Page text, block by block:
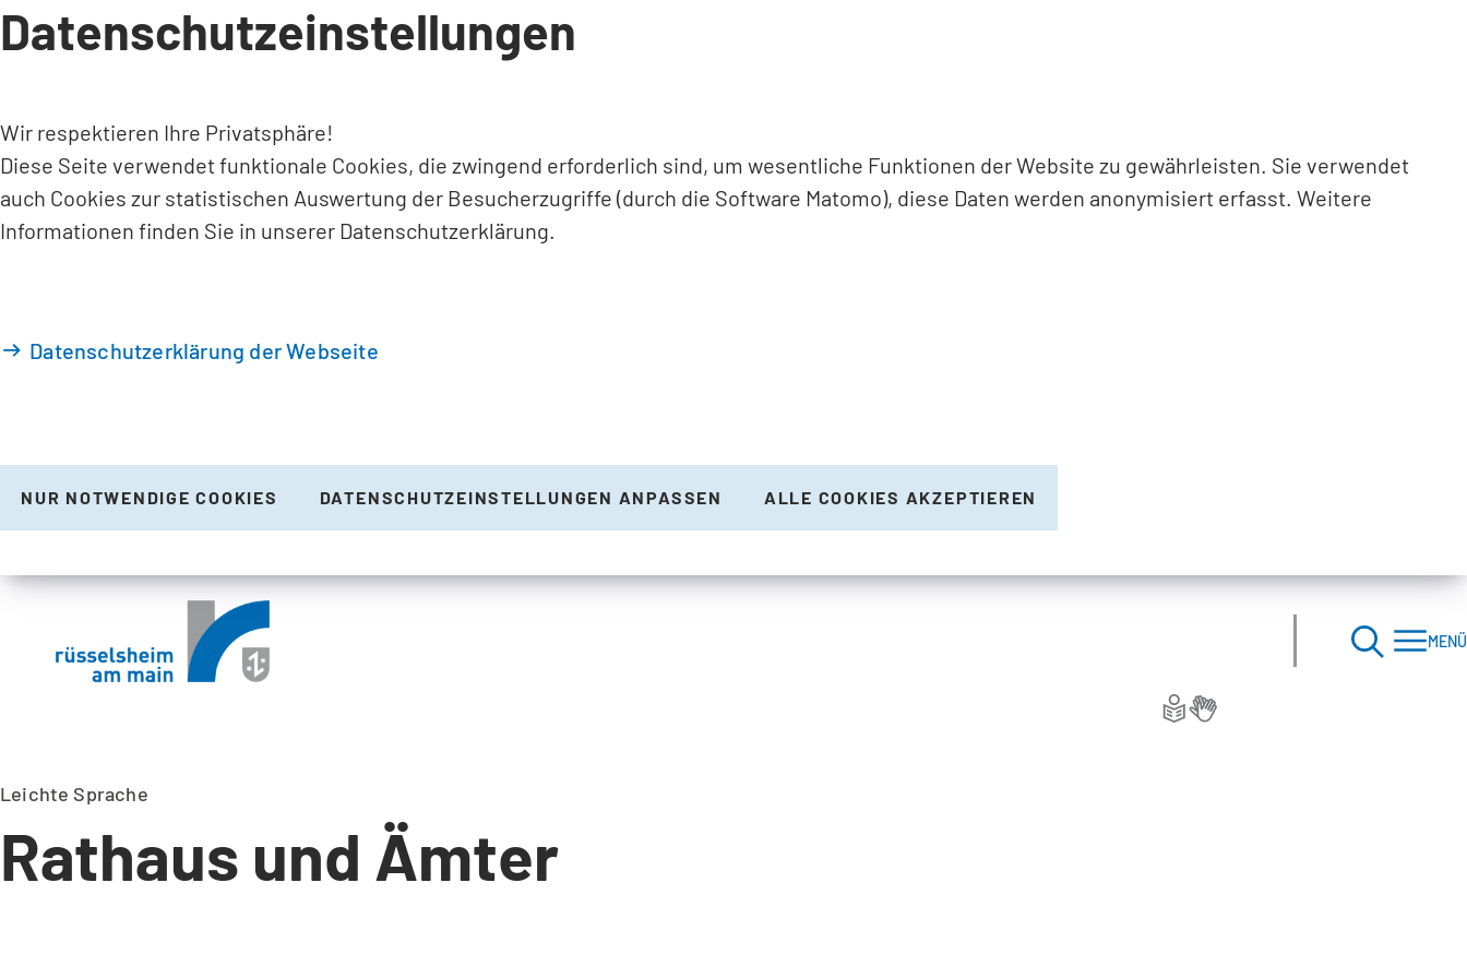
INHALT ANSPRINGEN
Datenschutzeinstellungen
Wir respektieren Ihre Privatsphäre!
Diese Seite verwendet funktionale Cookies, die zwingend erforderlich sind, um wesentliche Funktionen der Website zu gewährleisten. Sie verwendet
auch Cookies zur statistischen Auswertung der Besucherzugriffe (durch die Software Matomo), diese Daten werden anonymisiert erfasst. Weitere
Informationen finden Sie in unserer Datenschutzerklärung.
Datenschutzerklärung der Webseite
NUR NOTWENDIGE COOKIES DATENSCHUTZEINSTELLUNGEN ANPASSEN ALLE COOKIES AKZEPTIEREN
MENÜ
Leichte Sprache
Rathaus und Ämter